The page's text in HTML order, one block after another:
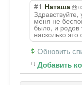
#1 Наташа
меня не
было, и родов
насколько это
Обновить
Добавить